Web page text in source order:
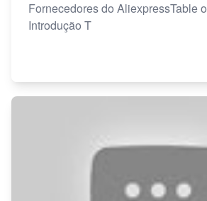
Fornecedores do AliexpressTable
Introdução T